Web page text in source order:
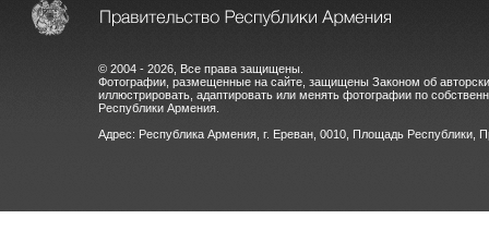
© 2004 - 2026, Все права защищены.
Фотографии, размещенные на сайте, защищены Законом об
иллюстрировать, адаптировать или менять фотографии по
Республики Армения.
Адрес: Республика Армения, г. Ереван, 0010, Площадь Республики,